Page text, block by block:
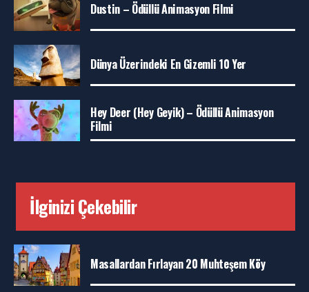
Dustin – Ödüllü Animasyon Filmi
Dünya Üzerindeki En Gizemli 10 Yer
Hey Deer (Hey Geyik) – Ödüllü Animasyon
Filmi
İlginizi Çekebilir
Masallardan Fırlayan 20 Muhteşem Köy